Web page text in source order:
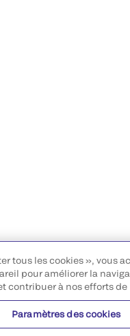
tous les cookies », vous
pour améliorer la
contribuer à nos efforts
Paramètres des cookies